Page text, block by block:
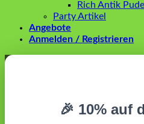
Rich Antik
Party Artikel
Angebote
Anmelden / Registrieren
🎉 10% auf
Anmelden